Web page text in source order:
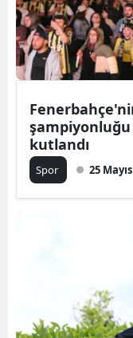
şampiyonluğu
kutlandı
Spor 25